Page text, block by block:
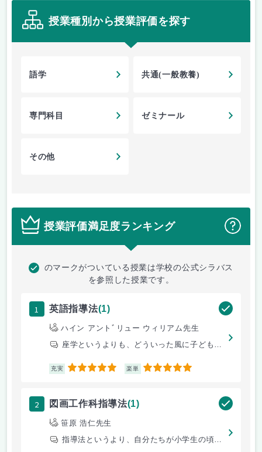
授業種別から授業評価を探す
語学 共通(一般教養)
専門科目 ゼミナール
その他
授業評価満足度ランキング ？
のマークがついている授業は学校の公式シラバス
を参照した授業です。
1 英語指導法(1)
ハイン アントﾞリュー ウィリアム先生
座学というよりも、どういった風に子どもたちに教えれば良いのかを、身をも
充実 5 楽単 5
2 図画工作科指導法(1)
笹原 浩仁先生
指導法というより、自分たちが小学生の頃に戻って図画工作をする感じです！